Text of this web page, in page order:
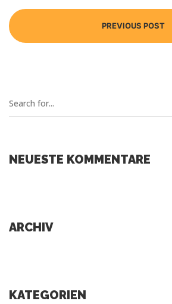
PREVIOUS POST
NEUESTE KOMMENTARE
ARCHIV
KATEGORIEN